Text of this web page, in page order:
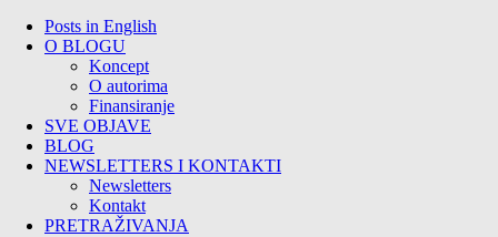
Posts in English
O BLOGU
Koncept
O autorima
Finansiranje
SVE OBJAVE
BLOG
NEWSLETTERS I KONTAKTI
Newsletters
Kontakt
PRETRAŽIVANJA